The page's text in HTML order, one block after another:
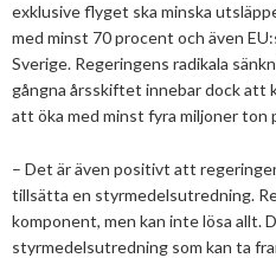
Februari
Januari
Mars
Februari
Maj
Mars
Februari
Augusti
Juni
Maj
April
Mars
Augusti
Juli
Maj
April
December
exklusive flyget ska minska
med minst 70 procent och även
Sverige. Regeringens radikala
gångna årsskiftet innebar dock att
att öka med minst fyra miljoner ton
– Det är även positivt att
tillsätta en styrmedelsutredning.
komponent, men kan inte lösa allt.
styrmedelsutredning som kan ta